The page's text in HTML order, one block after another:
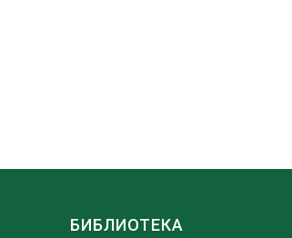
БИБЛИОТЕКА